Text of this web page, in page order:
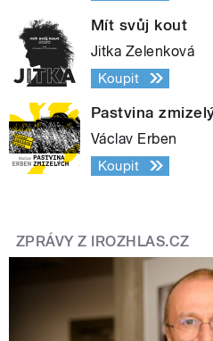
Mít svůj kout
Jitka Zelenková
Koupit
Pastvina
Václav Erben
Koupit
ZPRÁVY Z IROZHLAS.CZ